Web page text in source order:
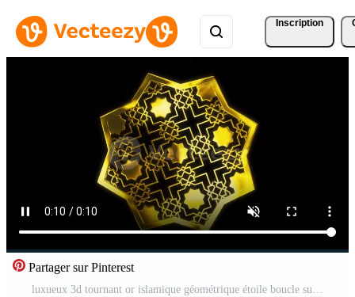
Inscription
Partager sur Pinterest
luxueux 3d tournant or islamique géométrique étoile boucle sur transparent Contexte Vidéo Pro